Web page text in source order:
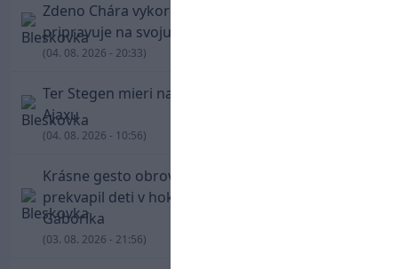
Zdeno Chára vykorčuľoval na ľad! V Trenčíne sa
pripravuje na svoju blížiacu sa rozlúčku
(04. 08. 2026 - 20:33)
Ter Stegen mieri na hosťovanie do slávneho
Ajaxu
(04. 08. 2026 - 10:56)
Krásne gesto obrovskej legendy. Chára
prekvapil deti v hokejovej škole Mariána
Gáboríka
(03. 08. 2026 - 21:56)